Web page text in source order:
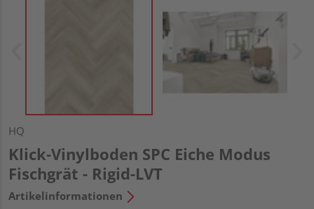
HQ
Klick-Vinylboden SPC Eiche Modus
Fischgrät - Rigid-LVT
Artikelinformationen